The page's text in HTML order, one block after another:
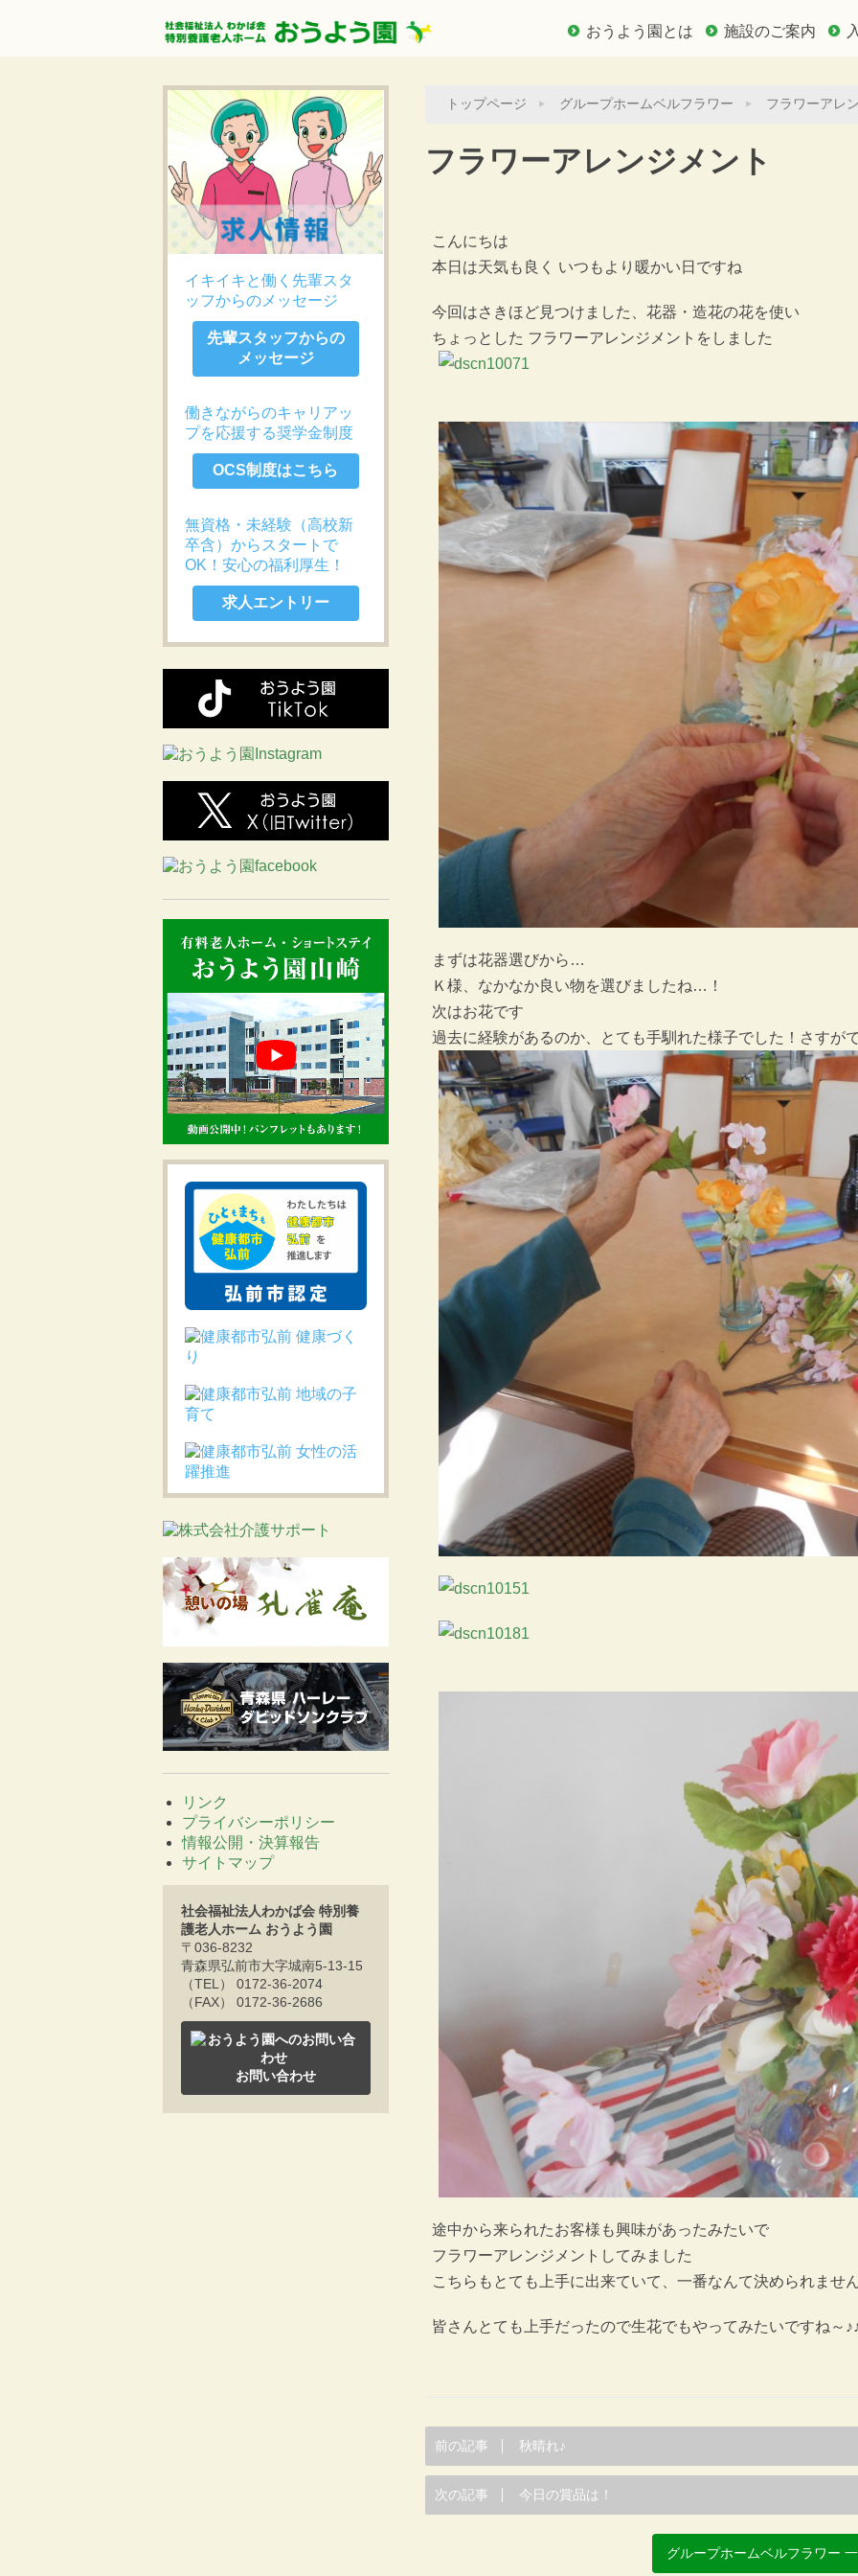
おうよう園とは 施設のご案内
トップページ グループホームベルフラワー フラワーアレ
フラワーアレンジメント
こんにちは
本日は天気も良く いつもより暖かい日ですね
今回はさきほど見つけました、花器・造花の花を使い
ちょっとした フラワーアレンジメントをしました
まずは花器選びから…
Ｋ様、なかなか良い物を選びましたね…！
次はお花です
過去に経験があるのか、とても手馴れた様子でした！さすが
途中から来られたお客様も興味があったみたいで
フラワーアレンジメントしてみました
こちらもとても上手に出来ていて、一番なんて決められませ
皆さんとても上手だったので生花でもやってみたいですね～
前の記事 秋晴れ♪
次の記事 今日の賞品は！
グループホームベルフラワー
イキイキと働く先輩スタ
ッフからのメッセージ
先輩スタッフからの
メッセージ
働きながらのキャリアッ
プを応援する奨学金制度
OCS制度はこちら
無資格・未経験（高校新
卒含）からスタートで
OK！安心の福利厚生！
求人エントリー
リンク
プライバシーポリシー
情報公開・決算報告
サイトマップ
社会福祉法人わかば会 特別養
護老人ホーム おうよう園
〒036-8232
青森県弘前市大字城南5-13-15
（TEL） 0172-36-2074
（FAX） 0172-36-2686
お問い合わせ